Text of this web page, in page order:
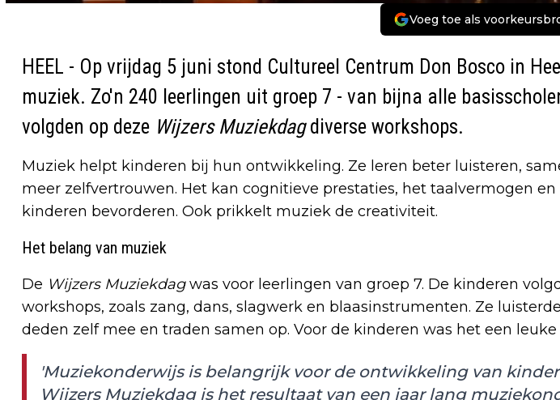
Voeg toe als
HEEL - Op vrijdag 5 juni stond Cultureel Centrum Don Bosco in
muziek. Zo'n 240 leerlingen uit groep 7 - van bijna alle
volgden op deze Wijzers Muziekdagdiverse workshops.
Muziek helpt kinderen bij hun ontwikkeling. Ze leren beter luisteren,
meer zelfvertrouwen. Het kan cognitieve prestaties, het taalvermogen
kinderen bevorderen. Ook prikkelt muziek de creativiteit.
Het belang van muziek
De Wijzers Muziekdagwas voor leerlingen van groep 7. De kinderen
workshops, zoals zang, dans, slagwerk en blaasinstrumenten. Ze
deden zelf mee en traden samen op. Voor de kinderen was het een
'Muziekonderwijs is belangrijk voor de ontwikkeling van
Wijzers Muziekdag is het resultaat van een jaar lang